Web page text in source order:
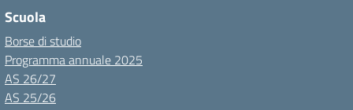
Scuola
Borse di studio
Programma annuale 2025
AS 26/27
AS 25/26